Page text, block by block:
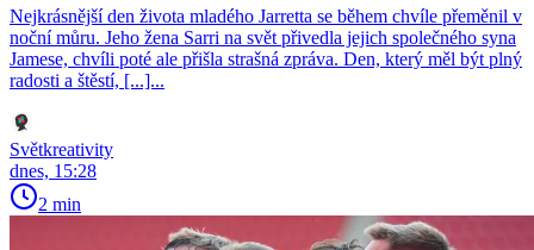
Nejkrásnější den života mladého Jarretta se během chvíle přeměnil v
noční můru. Jeho žena Sarri na svět přivedla jejich společného syna
Jamese, chvíli poté ale přišla strašná zpráva. Den, který měl být plný
radosti a štěstí, [...]...
Světkreativity
dnes, 15:28
2 min